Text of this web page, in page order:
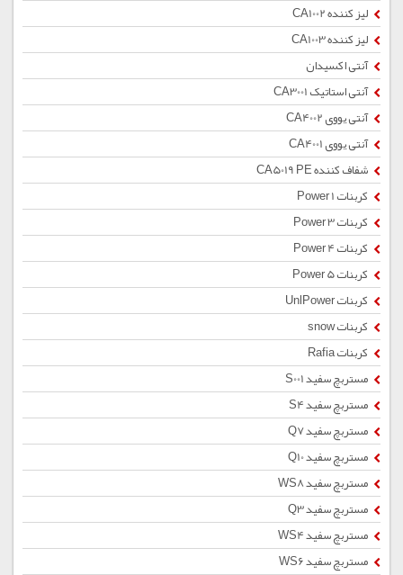
لیز کننده CA1002
لیز کننده CA1003
آنتی اکسیدان
آنتی استاتیک CA3001
آنتی یووی CA4002
آنتی یووی CA4001
شفاف کننده CA5019 PE
کربنات Power 1
کربنات Power 3
کربنات Power 4
کربنات Power 5
کربنات UnlPower
کربنات snow
کربنات Rafia
مستربچ سفید S001
مستربچ سفید S4
مستربچ سفید Q7
مستربچ سفید Q10
مستربچ سفید WS8
مستربچ سفید Q3
مستربچ سفید WS4
مستربچ سفید WS6